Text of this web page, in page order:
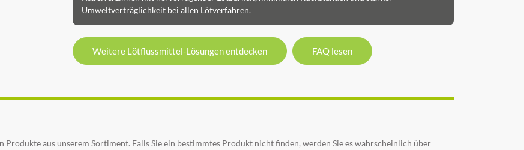
Umweltverträglichkeit bei allen Lötverfahren.
Weitere Lötflussmittel-Lösungen entdecken FAQ lesen
aus unserem Sortiment. Falls Sie ein bestimmtes Produkt nicht finden, werden Sie es wahrscheinlich über